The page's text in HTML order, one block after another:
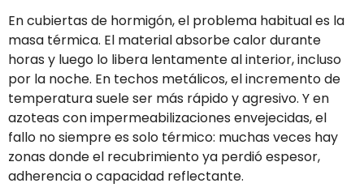
En cubiertas de hormigón, el problema habitual es la
masa térmica. El material absorbe calor durante
horas y luego lo libera lentamente al interior, incluso
por la noche. En techos metálicos, el incremento de
temperatura suele ser más rápido y agresivo. Y en
azoteas con impermeabilizaciones envejecidas, el
fallo no siempre es solo térmico: muchas veces hay
zonas donde el recubrimiento ya perdió espesor,
adherencia o capacidad reflectante.